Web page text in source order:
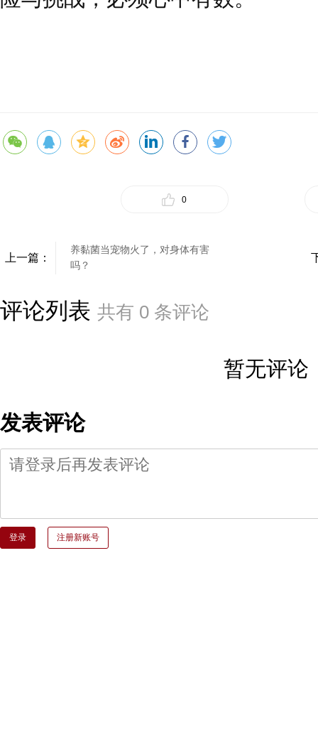
0
上一篇：
养黏菌当宠物火了，对身体有害
吗？
评论列表 共有 0 条评论
暂无评论
发表评论
登录 注册新账号